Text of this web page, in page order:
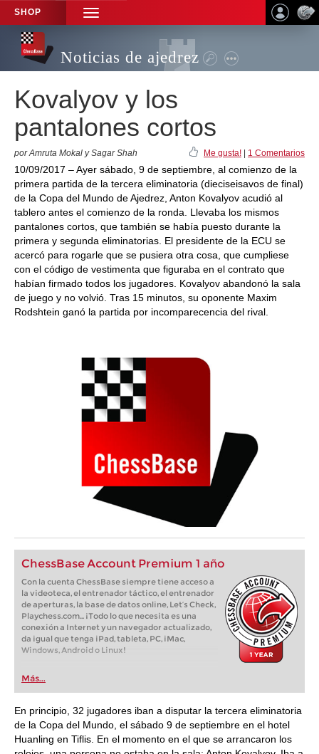
SHOP
TOGGLE
NAVIGATION
Noticias de ajedrez
Kovalyov y los
pantalones cortos
por Amruta Mokal y Sagar Shah Me gusta! 1 Comentarios
10/09/2017 – Ayer sábado, 9 de septiembre, al comienzo de la
primera partida de la tercera eliminatoria (dieciseisavos de final)
de la Copa del Mundo de Ajedrez, Anton Kovalyov acudió al
tablero antes el comienzo de la ronda. Llevaba los mismos
pantalones cortos, que también se había puesto durante la
primera y segunda eliminatorias. El presidente de la ECU se
acercó para rogarle que se pusiera otra cosa, que cumpliese
con el código de vestimenta que figuraba en el contrato que
habían firmado todos los jugadores. Kovalyov abandonó la sala
de juego y no volvió. Tras 15 minutos, su oponente Maxim
Rodshtein ganó la partida por incomparecencia del rival.
ChessBase Account Premium 1 año
Con la cuenta ChessBase siempre tiene acceso a
la videoteca, el entrenador táctico, el entrenador
de aperturas, la base de datos online, Let’s Check,
Playchess.com... ¡Todo lo que necesita es una
conexión a Internet y un navegador actualizado,
da igual que tenga iPad, tableta, PC, iMac,
Windows, Android o Linux!
Más...
En principio, 32 jugadores iban a disputar la tercera eliminatoria
de la Copa del Mundo, el sábado 9 de septiembre en el hotel
Huanling en Tiflis. En el momento en el que se arrancaron los